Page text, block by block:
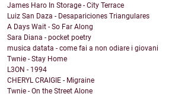
James Haro In Storage - City Terrace
Luiz San Daza - Desapariciones Triangulares
A Days Wait - So Far Along
Sara Diana - pocket poetry
musica datata - come fai a non odiare i giovani
Twnie - Stay Home
L3ON - 1994
CHERYL CRAIGIE - Migraine
Twnie - On the Street Alone